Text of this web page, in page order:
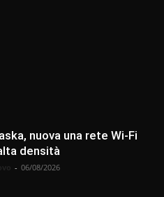
nuova una rete Wi-Fi
densità
- 06/08/2026